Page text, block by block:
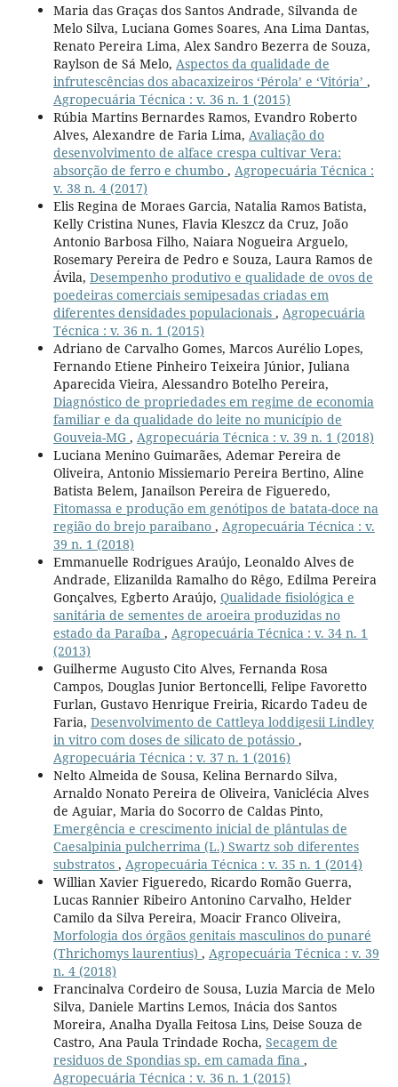
Maria das Graças dos Santos Andrade, Silvanda de
Melo Silva, Luciana Gomes Soares, Ana Lima Dantas,
Renato Pereira Lima, Alex Sandro Bezerra de Souza,
Raylson de Sá Melo, Aspectos da qualidade de
infrutescências dos abacaxizeiros ‘Pérola’ e ‘Vitória’ ,
Agropecuária Técnica : v. 36 n. 1 (2015)
Rúbia Martins Bernardes Ramos, Evandro Roberto
Alves, Alexandre de Faria Lima, Avaliação do
desenvolvimento de alface crespa cultivar Vera:
absorção de ferro e chumbo , Agropecuária Técnica :
v. 38 n. 4 (2017)
Elis Regina de Moraes Garcia, Natalia Ramos Batista,
Kelly Cristina Nunes, Flavia Kleszcz da Cruz, João
Antonio Barbosa Filho, Naiara Nogueira Arguelo,
Rosemary Pereira de Pedro e Souza, Laura Ramos de
Ávila, Desempenho produtivo e qualidade de ovos de
poedeiras comerciais semipesadas criadas em
diferentes densidades populacionais , Agropecuária
Técnica : v. 36 n. 1 (2015)
Adriano de Carvalho Gomes, Marcos Aurélio Lopes,
Fernando Etiene Pinheiro Teixeira Júnior, Juliana
Aparecida Vieira, Alessandro Botelho Pereira,
Diagnóstico de propriedades em regime de economia
familiar e da qualidade do leite no município de
Gouveia-MG , Agropecuária Técnica : v. 39 n. 1 (2018)
Luciana Menino Guimarães, Ademar Pereira de
Oliveira, Antonio Missiemario Pereira Bertino, Aline
Batista Belem, Janailson Pereira de Figueredo,
Fitomassa e produção em genótipos de batata-doce na
região do brejo paraibano , Agropecuária Técnica : v.
39 n. 1 (2018)
Emmanuelle Rodrigues Araújo, Leonaldo Alves de
Andrade, Elizanilda Ramalho do Rêgo, Edilma Pereira
Gonçalves, Egberto Araújo, Qualidade fisiológica e
sanitária de sementes de aroeira produzidas no
estado da Paraíba , Agropecuária Técnica : v. 34 n. 1
(2013)
Guilherme Augusto Cito Alves, Fernanda Rosa
Campos, Douglas Junior Bertoncelli, Felipe Favoretto
Furlan, Gustavo Henrique Freiria, Ricardo Tadeu de
Faria, Desenvolvimento de Cattleya loddigesii Lindley
in vitro com doses de silicato de potássio ,
Agropecuária Técnica : v. 37 n. 1 (2016)
Nelto Almeida de Sousa, Kelina Bernardo Silva,
Arnaldo Nonato Pereira de Oliveira, Vaniclécia Alves
de Aguiar, Maria do Socorro de Caldas Pinto,
Emergência e crescimento inicial de plântulas de
Caesalpinia pulcherrima (L.) Swartz sob diferentes
substratos , Agropecuária Técnica : v. 35 n. 1 (2014)
Willian Xavier Figueredo, Ricardo Romão Guerra,
Lucas Rannier Ribeiro Antonino Carvalho, Helder
Camilo da Silva Pereira, Moacir Franco Oliveira,
Morfologia dos órgãos genitais masculinos do punaré
(Thrichomys laurentius) , Agropecuária Técnica : v. 39
n. 4 (2018)
Francinalva Cordeiro de Sousa, Luzia Marcia de Melo
Silva, Daniele Martins Lemos, Inácia dos Santos
Moreira, Analha Dyalla Feitosa Lins, Deise Souza de
Castro, Ana Paula Trindade Rocha, Secagem de
residuos de Spondias sp. em camada fina ,
Agropecuária Técnica : v. 36 n. 1 (2015)